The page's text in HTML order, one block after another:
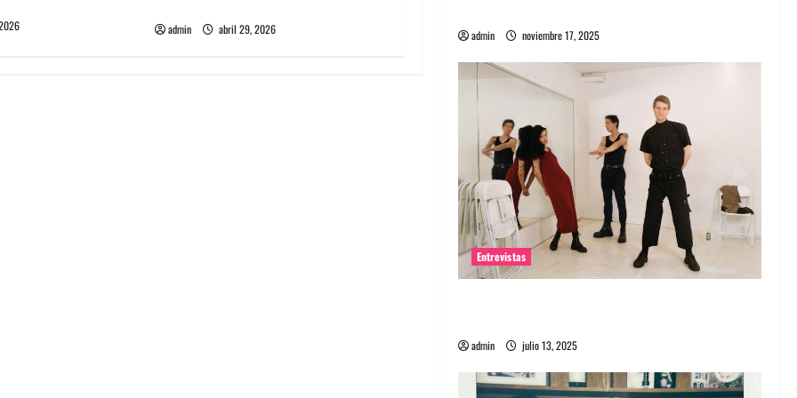
admin abril 29, 2026 admin noviembre 17, 2025
Entrevistas
admin julio 13, 2025